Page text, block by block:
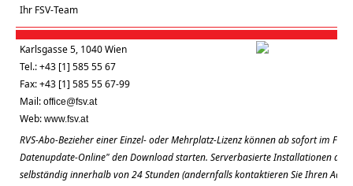
Ihr FSV-Team
Karlsgasse 5, 1040 Wien
Tel.: +43 [1] 585 55 67
Fax: +43 [1] 585 55 67-99
Mail: office@fsv.at
Web: www.fsv.at
RVS-Abo-Bezieher einer Einzel- oder Mehrplatz-Lizenz können ab sofort im
Datenupdate-Online" den Download starten. Serverbasierte Installationen
selbständig innerhalb von 24 Stunden (andernfalls kontaktieren Sie Ihren